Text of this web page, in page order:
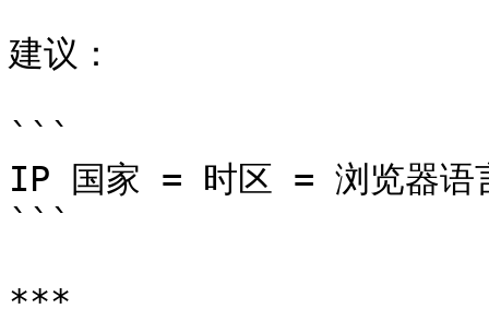
建议：
```
IP 国家 = 时区 = 浏览器语
```